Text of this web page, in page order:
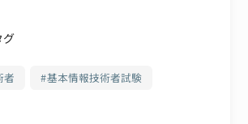
グ
者 基本情報技術者試験